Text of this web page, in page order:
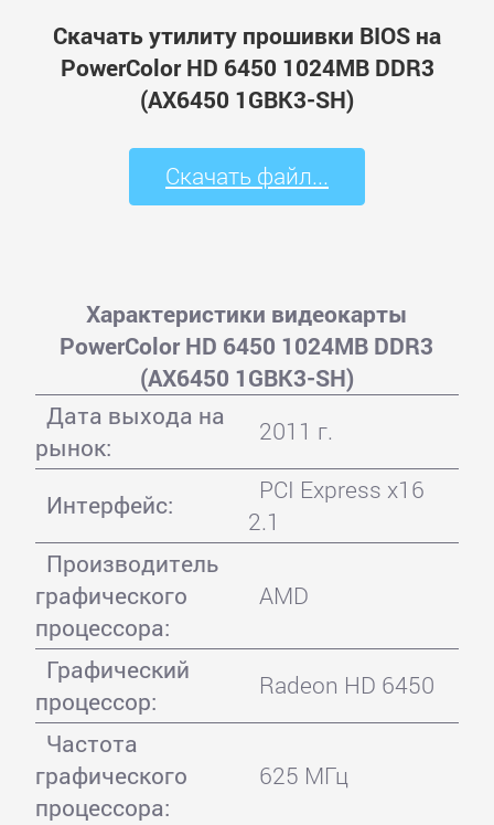
Скачать утилиту прошивки BIOS на
PowerColor HD 6450 1024MB DDR3
(AX6450 1GBK3-SH)
Скачать файл...
Характеристики видеокарты
PowerColor HD 6450 1024MB DDR3
(AX6450 1GBK3-SH)
Дата выхода на
рынок:
2011 г.
Интерфейс:
PCI Express x16
2.1
Производитель
графического
процессора:
AMD
Графический
процессор:
Radeon HD 6450
Частота
графического
процессора:
625 МГц